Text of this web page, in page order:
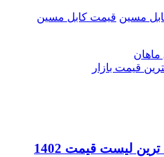
مسین قیمت کابل مسین
ماهان
قیمت بازار
لیست قیمت 1402